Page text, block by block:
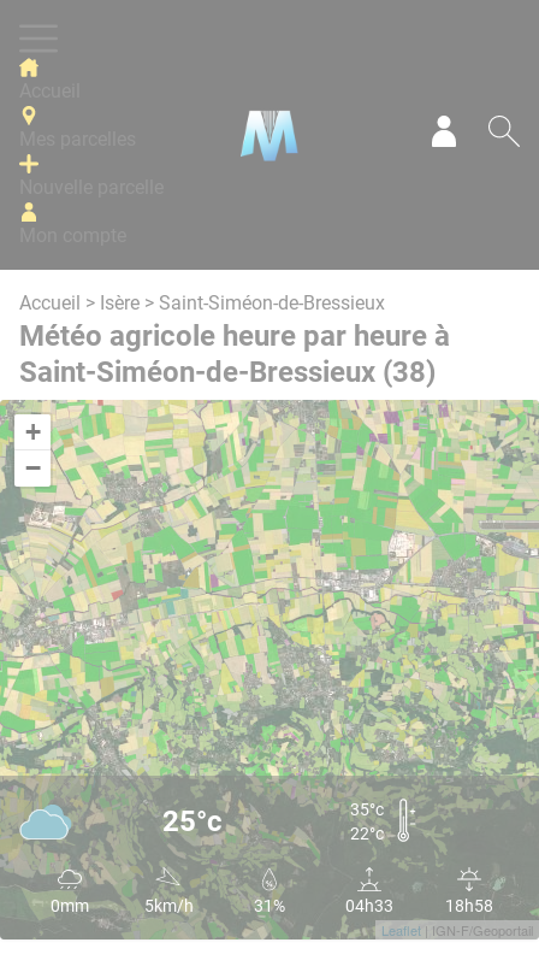
Accueil > Isère > Saint-Siméon-de-Bressieux
Météo agricole heure par heure à
Saint-Siméon-de-Bressieux (38)
+
−
Leaflet | IGN-F/Geoportail
25°c
35°c
22°c
0mm 5km/h 31% 04h33 18h58